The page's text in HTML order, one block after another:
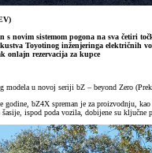
novim sistemom pogona na sva četiri
Toyotinog inženjeringa električnih
onlajn rezervacija za kupce
modela u novoj seriji bZ – beyond Zero
bZ4X spreman je za proizvodnju,
ispod poda vozila, dobijene su ključne